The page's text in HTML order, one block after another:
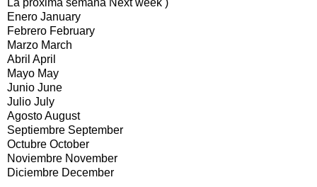
Enero January
Febrero February
Marzo March
Abril April
Mayo May
Junio June
Julio July
Agosto August
Septiembre September
Octubre October
Noviembre November
Diciembre December